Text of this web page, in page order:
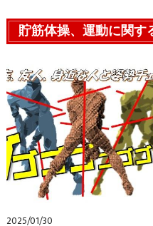
貯筋体操、運動に関
2025/01/30